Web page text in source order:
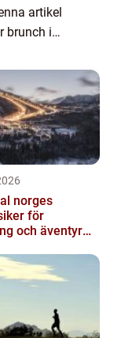
artikel
brunch i
de skil...
för
och äventyr